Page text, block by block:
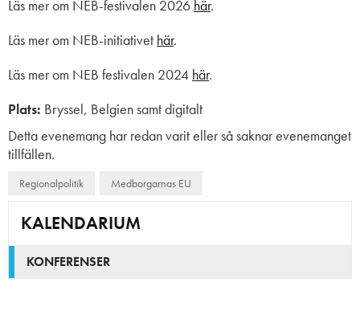
Läs mer om NEB-festivalen 2026 här.
Läs mer om NEB-initiativet här.
Läs mer om NEB festivalen 2024 här.
Plats: Bryssel, Belgien samt digitalt
Detta evenemang har redan varit eller så saknar evenemanget
tillfällen.
Regionalpolitik Medborgarnas EU
KALENDARIUM
KONFERENSER